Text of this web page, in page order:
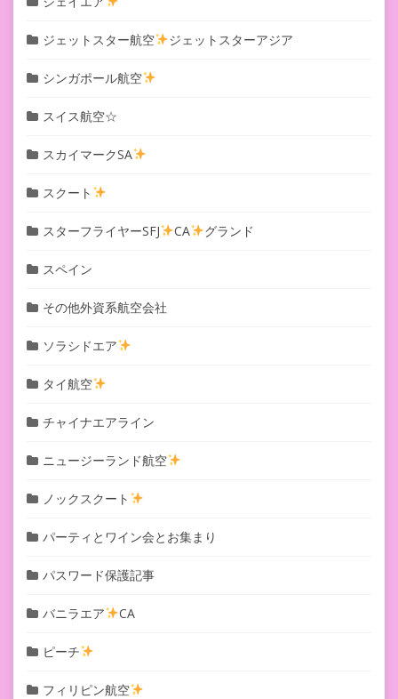
ジェットスター航空 ジェットスターアジア
シンガポール航空
スイス航空☆
スカイマークSA
スクート
スターフライヤーSFJ CA グランド
スペイン
その他外資系航空会社
ソラシドエア
タイ航空
チャイナエアライン
ニュージーランド航空
ノックスクート
パーティとワイン会とお集まり
パスワード保護記事
バニラエア CA
ピーチ
フィリピン航空